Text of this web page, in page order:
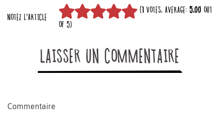
NOTEZ L'ARTICLE
(1VOTES, AVERAGE: 5,00 OUT
OF 5)
LAISSER UN COMMENTAIRE
Commentaire